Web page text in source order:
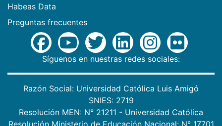
Habeas Data
Preguntas frecuentes
Síguenos en nuestras redes sociales:
Razón Social: Universidad Católica Luis Amigó
SNIES: 2719
Resolución MEN: N° 21211 - Universidad Católica
Resolución Ministerio de Educación Nacional: N° 17701